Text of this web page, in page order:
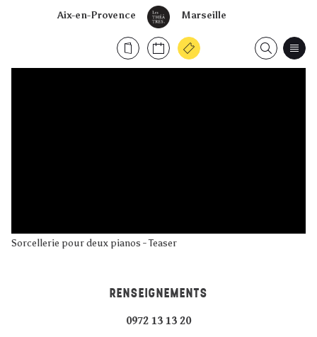
Marseille
Aix-en-Provence
Sorcellerie pour deux pianos - Teaser
RENSEIGNEMENTS
0972 13 13 20